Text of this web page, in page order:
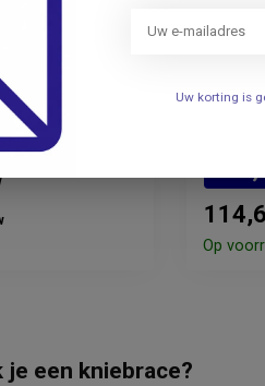
S
Op
je een kniebrace?
Uw korting is